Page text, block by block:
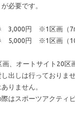
必要です。
3,000円 ※1区画（
5,000円 ※1区画（
、オートサイト20区
出しは行っておりませ
りません。
はスポーツアクティ